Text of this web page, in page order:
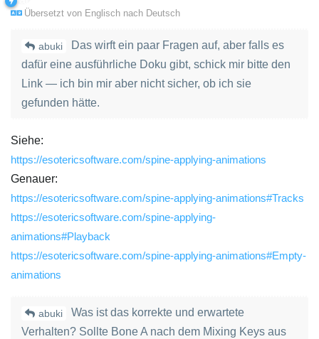
Übersetzt von Englisch nach Deutsch
abuki
Das wirft ein paar Fragen auf, aber falls es
dafür eine ausführliche Doku gibt, schick mir bitte den
Link — ich bin mir aber nicht sicher, ob ich sie
gefunden hätte.
Siehe:
https://esotericsoftware.com/spine-applying-animations
Genauer:
https://esotericsoftware.com/spine-applying-animations#Tracks
https://esotericsoftware.com/spine-applying-
animations#Playback
https://esotericsoftware.com/spine-applying-animations#Empty-
animations
abuki
Was ist das korrekte und erwartete
Verhalten? Sollte Bone A nach dem Mixing Keys aus